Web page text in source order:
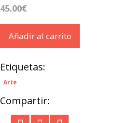
45.00€
Añadir al carrito
Etiquetas:
Arte
Compartir: